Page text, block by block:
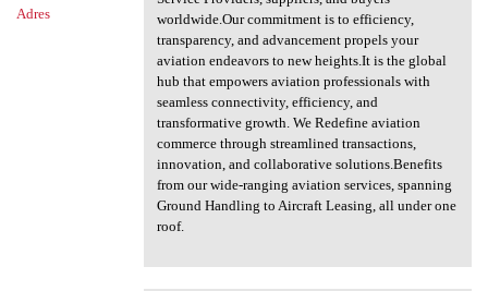
Adres
worldwide.Our commitment is to efficiency,
transparency, and advancement propels your
aviation endeavors to new heights.It is the global
hub that empowers aviation professionals with
seamless connectivity, efficiency, and
transformative growth. We Redefine aviation
commerce through streamlined transactions,
innovation, and collaborative solutions.Benefits
from our wide-ranging aviation services, spanning
Ground Handling to Aircraft Leasing, all under one
roof.